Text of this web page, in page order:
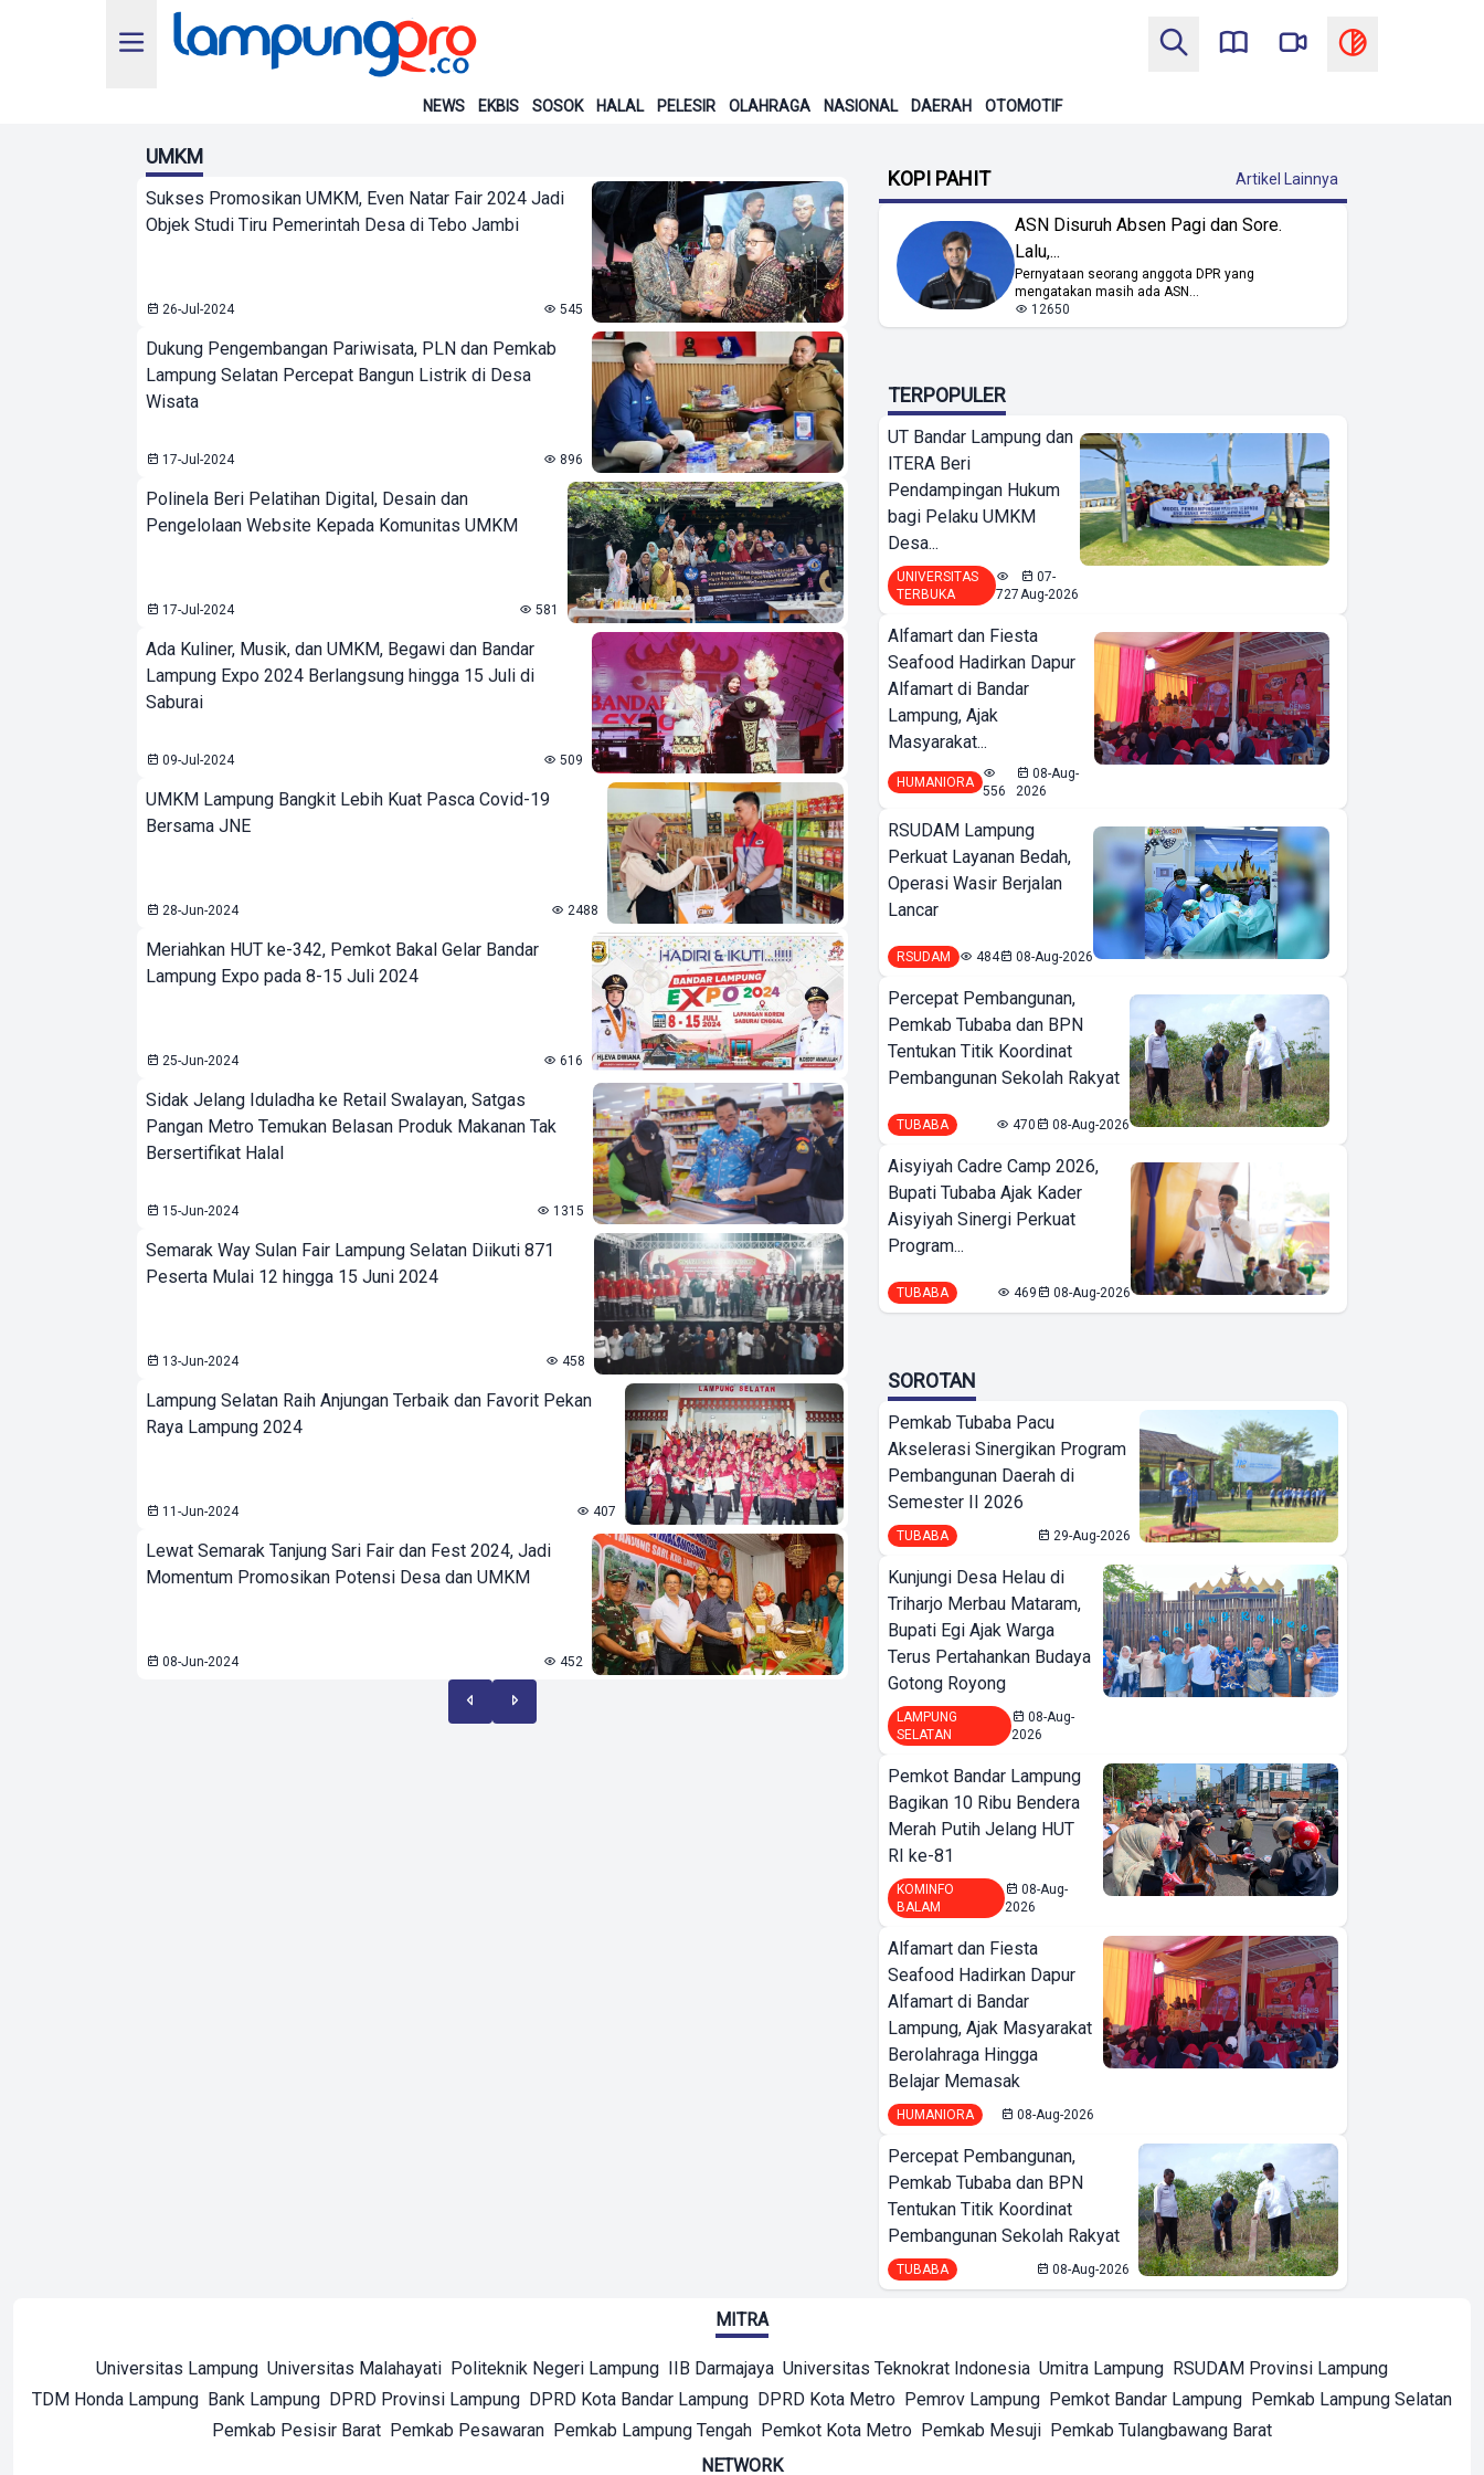
NEWS EKBIS SOSOK HALAL PELESIR OLAHRAGA NASIONAL DAERAH OTOMOTIF
UMKM
Sukses Promosikan UMKM, Even Natar Fair 2024 Jadi
Objek Studi Tiru Pemerintah Desa di Tebo Jambi
26-Jul-2024 545
Dukung Pengembangan Pariwisata, PLN dan Pemkab
Lampung Selatan Percepat Bangun Listrik di Desa
Wisata
17-Jul-2024 896
Polinela Beri Pelatihan Digital, Desain dan
Pengelolaan Website Kepada Komunitas UMKM
17-Jul-2024 581
Ada Kuliner, Musik, dan UMKM, Begawi dan Bandar
Lampung Expo 2024 Berlangsung hingga 15 Juli di
Saburai
09-Jul-2024 509
UMKM Lampung Bangkit Lebih Kuat Pasca Covid-19
Bersama JNE
28-Jun-2024 2488
Meriahkan HUT ke-342, Pemkot Bakal Gelar Bandar
Lampung Expo pada 8-15 Juli 2024
25-Jun-2024 616
Sidak Jelang Iduladha ke Retail Swalayan, Satgas
Pangan Metro Temukan Belasan Produk Makanan Tak
Bersertifikat Halal
15-Jun-2024 1315
Semarak Way Sulan Fair Lampung Selatan Diikuti 871
Peserta Mulai 12 hingga 15 Juni 2024
13-Jun-2024 458
Lampung Selatan Raih Anjungan Terbaik dan Favorit Pekan
Raya Lampung 2024
11-Jun-2024 407
Lewat Semarak Tanjung Sari Fair dan Fest 2024, Jadi
Momentum Promosikan Potensi Desa dan UMKM
08-Jun-2024 452
KOPI PAHIT Artikel Lainnya
ASN Disuruh Absen Pagi dan Sore.
Lalu,...
Pernyataan seorang anggota DPR yang
mengatakan masih ada ASN...
12650
TERPOPULER
UT Bandar Lampung dan
ITERA Beri
Pendampingan Hukum
bagi Pelaku UMKM
Desa...
UNIVERSITAS
TERBUKA
727
07-
Aug-2026
Alfamart dan Fiesta
Seafood Hadirkan Dapur
Alfamart di Bandar
Lampung, Ajak
Masyarakat...
HUMANIORA
556
08-Aug-
2026
RSUDAM Lampung
Perkuat Layanan Bedah,
Operasi Wasir Berjalan
Lancar
RSUDAM 484 08-Aug-2026
Percepat Pembangunan,
Pemkab Tubaba dan BPN
Tentukan Titik Koordinat
Pembangunan Sekolah Rakyat
TUBABA 470 08-Aug-2026
Aisyiyah Cadre Camp 2026,
Bupati Tubaba Ajak Kader
Aisyiyah Sinergi Perkuat
Program...
TUBABA 469 08-Aug-2026
SOROTAN
Pemkab Tubaba Pacu
Akselerasi Sinergikan Program
Pembangunan Daerah di
Semester II 2026
TUBABA 29-Aug-2026
Kunjungi Desa Helau di
Triharjo Merbau Mataram,
Bupati Egi Ajak Warga
Terus Pertahankan Budaya
Gotong Royong
LAMPUNG
SELATAN
08-Aug-
2026
Pemkot Bandar Lampung
Bagikan 10 Ribu Bendera
Merah Putih Jelang HUT
RI ke-81
KOMINFO
BALAM
08-Aug-
2026
Alfamart dan Fiesta
Seafood Hadirkan Dapur
Alfamart di Bandar
Lampung, Ajak Masyarakat
Berolahraga Hingga
Belajar Memasak
HUMANIORA 08-Aug-2026
Percepat Pembangunan,
Pemkab Tubaba dan BPN
Tentukan Titik Koordinat
Pembangunan Sekolah Rakyat
TUBABA 08-Aug-2026
MITRA
Universitas Lampung Universitas Malahayati Politeknik Negeri Lampung IIB Darmajaya Universitas Teknokrat Indonesia Umitra Lampung RSUDAM Provinsi Lampung
TDM Honda Lampung Bank Lampung DPRD Provinsi Lampung DPRD Kota Bandar Lampung DPRD Kota Metro Pemrov Lampung Pemkot Bandar Lampung Pemkab Lampung Selatan
Pemkab Pesisir Barat Pemkab Pesawaran Pemkab Lampung Tengah Pemkot Kota Metro Pemkab Mesuji Pemkab Tulangbawang Barat
NETWORK